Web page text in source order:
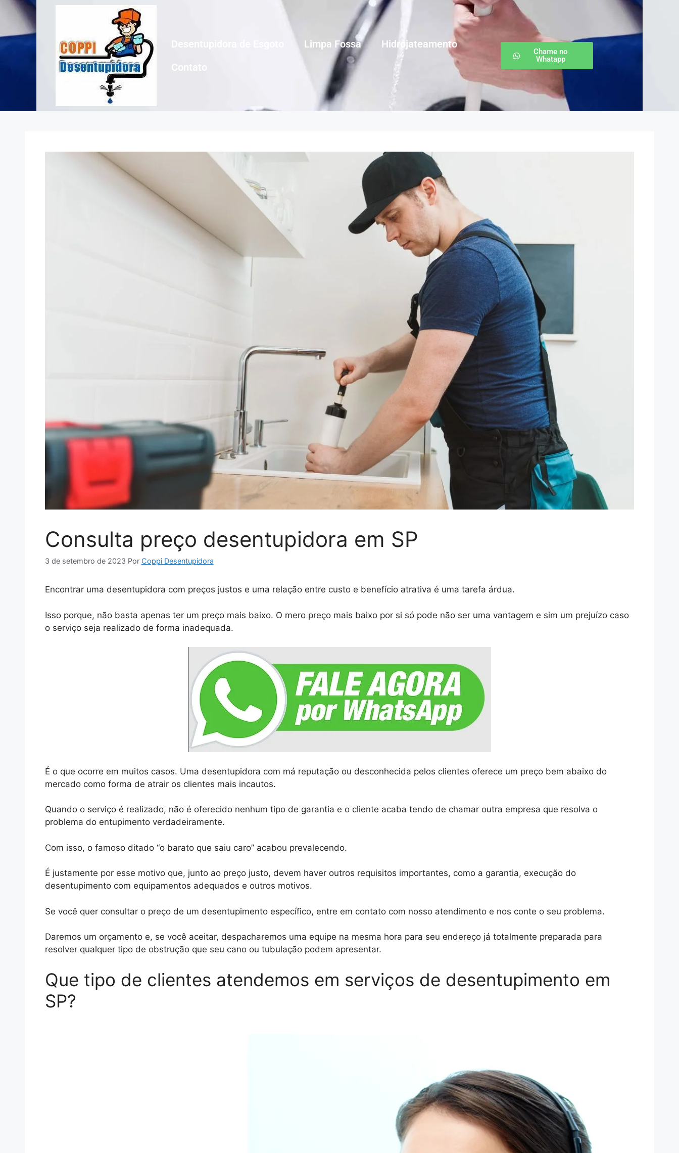
Limpa Fossa
Hidrojateamento
Chame no
Whatapp
Consulta preço desentupidora em SP
3 de setembro de 2023 Por Coppi Desentupidora
Encontrar uma desentupidora com preços justos e uma relação entre custo e benefício atrativa é uma tarefa árdua.
Isso porque, não basta apenas ter um preço mais baixo. O mero preço mais baixo por si só pode não ser uma vantagem e sim um prejuízo caso
o serviço seja realizado de forma inadequada.
É o que ocorre em muitos casos. Uma desentupidora com má reputação ou desconhecida pelos clientes oferece um preço bem abaixo do
mercado como forma de atrair os clientes mais incautos.
Quando o serviço é realizado, não é oferecido nenhum tipo de garantia e o cliente acaba tendo de chamar outra empresa que resolva o
problema do entupimento verdadeiramente.
Com isso, o famoso ditado “o barato que saiu caro” acabou prevalecendo.
É justamente por esse motivo que, junto ao preço justo, devem haver outros requisitos importantes, como a garantia, execução do
desentupimento com equipamentos adequados e outros motivos.
Se você quer consultar o preço de um desentupimento específico, entre em contato com nosso atendimento e nos conte o seu problema.
Daremos um orçamento e, se você aceitar, despacharemos uma equipe na mesma hora para seu endereço já totalmente preparada para
resolver qualquer tipo de obstrução que seu cano ou tubulação podem apresentar.
Que tipo de clientes atendemos em serviços de desentupimento em
SP?